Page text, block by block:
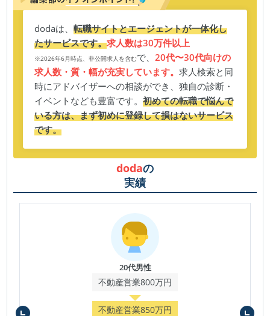
dodaは、転職サイトとエージェントが一体化し
たサービスです。求人数は30万件以上
※2026年6月時点、非公開求人を含むで、20代〜30代向けの
求人数・質・幅が充実しています。求人検索と同
時にアドバイザーへの相談ができ、独自の診断・
イベントなども豊富です。初めての転職で悩んで
いる方は、まず初めに登録して損はないサービス
です。
dodaの
実績
20代男性
不動産営業800万円
不動産営業850万円